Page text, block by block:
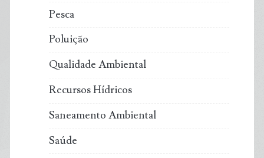
Pesca
Poluição
Qualidade Ambiental
Recursos Hídricos
Saneamento Ambiental
Saúde